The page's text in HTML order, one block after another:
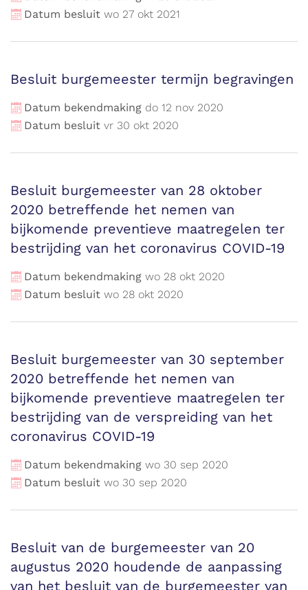
Datum besluit wo 27 okt 2021
Besluit burgemeester termijn begravingen
Datum bekendmaking do 12 nov 2020
Datum besluit vr 30 okt 2020
Besluit burgemeester van 28 oktober
2020 betreffende het nemen van
bijkomende preventieve maatregelen ter
bestrijding van het coronavirus COVID-19
Datum bekendmaking wo 28 okt 2020
Datum besluit wo 28 okt 2020
Besluit burgemeester van 30 september
2020 betreffende het nemen van
bijkomende preventieve maatregelen ter
bestrijding van de verspreiding van het
coronavirus COVID-19
Datum bekendmaking wo 30 sep 2020
Datum besluit wo 30 sep 2020
Besluit van de burgemeester van 20
augustus 2020 houdende de aanpassing
van het besluit van de burgemeester van